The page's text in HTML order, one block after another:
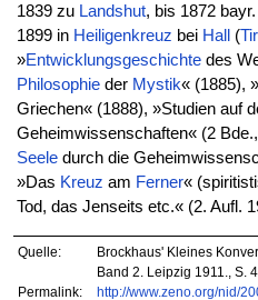
1839 zu Landshut, bis 1872 bayr.
1899 in Heiligenkreuz bei Hall (
»Entwicklungsgeschichtedes
Philosophieder Mystik« (1885),
Griechen« (1888), »Studien auf
Geheimwissenschaften« (2
Seeledurch die
»Das Kreuz am Ferner«
Tod, das Jenseits etc.« (2. Aufl.
Quelle:
Brockhaus' Kleines
Band 2. Leipzig 1911., S.
Permalink:
http://www.zeno.org/nid/